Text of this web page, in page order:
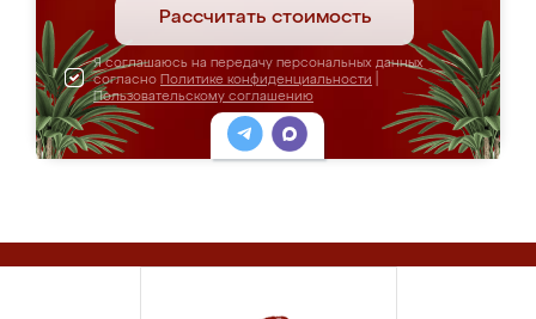
Рассчитать стоимость
Я соглашаюсь на передачу персональных данных
согласно Политике конфиденциальности
Пользовательскому соглашению